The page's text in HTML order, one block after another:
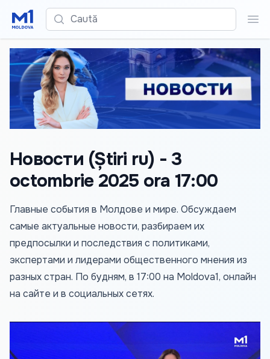
Caută
Новости (Știri ru) - 3
octombrie 2025 ora 17:00
Главные события в Молдове и мире. Обсуждаем
самые актуальные новости, разбираем их
предпосылки и последствия с политиками,
экспертами и лидерами общественного мнения из
разных стран. По будням, в 17:00 на Moldova1, онлайн
на сайте и в социальных сетях.